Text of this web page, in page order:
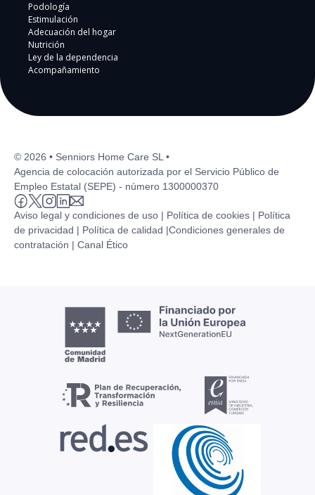
Podología
Estimulación
Adecuación del hogar
Nutrición
Ley de la dependencia
Acompañamiento
© 2026 • Senniors Home Care SL •
Agencia de colocación autorizada por el Servicio Público de
Empleo Estatal (SEPE) - número 1300000370
Aviso legal y condiciones de uso | Política de cookies | Política
de privacidad | Política de calidad |Condiciones generales de
contratación | Canal Ético